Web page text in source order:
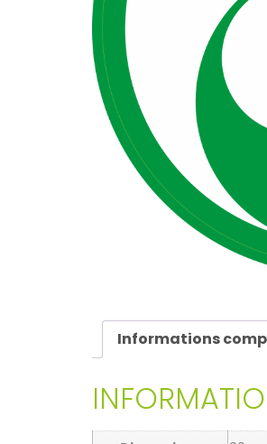
Informations